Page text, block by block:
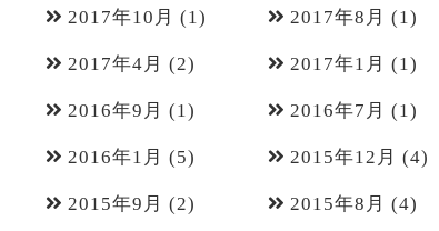
2017年10月 (1) 2017年8月 (1)
2017年4月 (2) 2017年1月 (1)
2016年9月 (1) 2016年7月 (1)
2016年1月 (5) 2015年12月 (4)
2015年9月 (2) 2015年8月 (4)